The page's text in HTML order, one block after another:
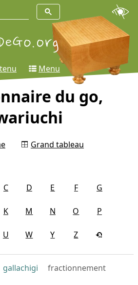
Menu
du go,
Grand tableau
C D E F G
K M N O P
U W Y Z
gallachigi
fractionnement